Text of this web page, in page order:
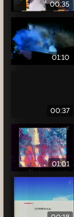
00:35
01:10
00:37
01:01